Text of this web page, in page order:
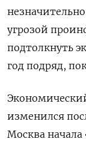
угрозой
подтолкнуть
год подряд,
изменился
Москва